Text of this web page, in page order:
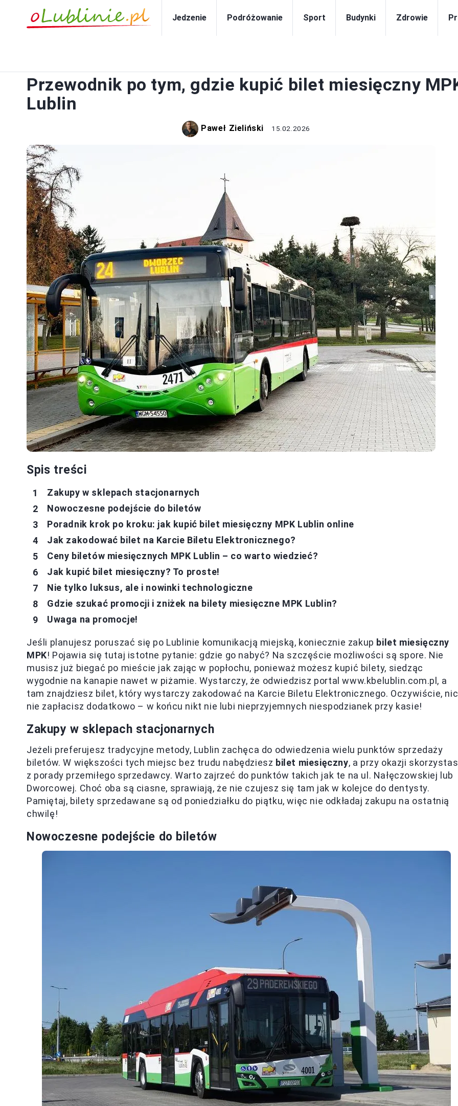
Jedzenie Podróżowanie Sport Budynki Zdrowie
Przewodnik po tym, gdzie kupić bilet miesięczny
Lublin
Paweł Zieliński 15.02.2026
Spis treści
Zakupy w sklepach stacjonarnych
Nowoczesne podejście do biletów
Poradnik krok po kroku: jak kupić bilet miesięczny MPK Lublin online
Jak zakodować bilet na Karcie Biletu Elektronicznego?
Ceny biletów miesięcznych MPK Lublin – co warto wiedzieć?
Jak kupić bilet miesięczny? To proste!
Nie tylko luksus, ale i nowinki technologiczne
Gdzie szukać promocji i zniżek na bilety miesięczne MPK Lublin?
Uwaga na promocje!
Jeśli planujesz poruszać się po Lublinie komunikacją miejską, koniecznie zakup bilet miesięczny
MPK! Pojawia się tutaj istotne pytanie: gdzie go nabyć? Na szczęście możliwości są spore. Nie
musisz już biegać po mieście jak zając w popłochu, ponieważ możesz kupić bilety, siedząc
wygodnie na kanapie nawet w piżamie. Wystarczy, że odwiedzisz portal www.kbelublin.com.pl, a
tam znajdziesz bilet, który wystarczy zakodować na Karcie Biletu Elektronicznego. Oczywiście, nic
nie zapłacisz dodatkowo – w końcu nikt nie lubi nieprzyjemnych niespodzianek przy kasie!
Zakupy w sklepach stacjonarnych
Jeżeli preferujesz tradycyjne metody, Lublin zachęca do odwiedzenia wielu punktów sprzedaży
biletów. W większości tych miejsc bez trudu nabędziesz bilet miesięczny, a przy okazji
z porady przemiłego sprzedawcy. Warto zajrzeć do punktów takich jak te na ul. Nałęczowskiej lub
Dworcowej. Choć oba są ciasne, sprawiają, że nie czujesz się tam jak w kolejce do dentysty.
Pamiętaj, bilety sprzedawane są od poniedziałku do piątku, więc nie odkładaj zakupu na ostatnią
chwilę!
Nowoczesne podejście do biletów